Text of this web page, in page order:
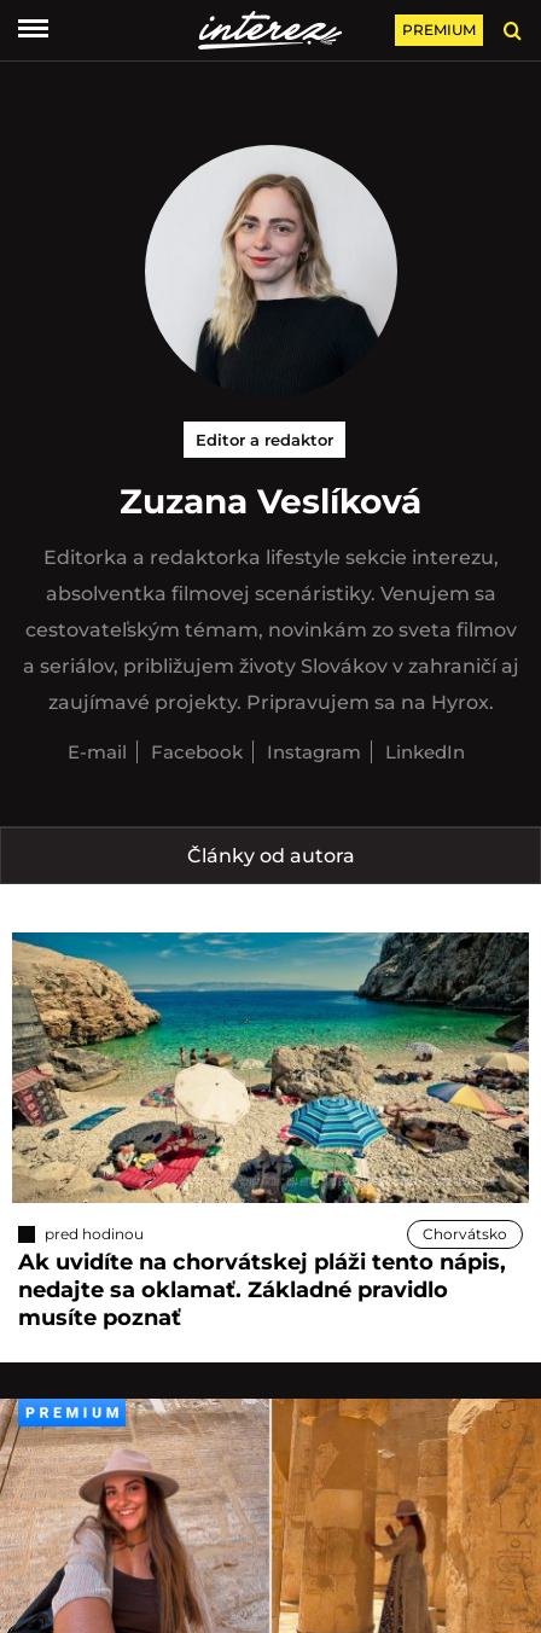
PREMIUM
Editor a redaktor
Zuzana Veslíková
Editorka a redaktorka lifestyle sekcie interezu,
absolventka filmovej scenáristiky. Venujem sa
cestovateľským témam, novinkám zo sveta filmov
a seriálov, približujem životy Slovákov v zahraničí aj
zaujímavé projekty. Pripravujem sa na Hyrox.
E-mail Facebook Instagram LinkedIn
Články od autora
pred hodinou Chorvátsko
Ak uvidíte na chorvátskej pláži tento nápis,
nedajte sa oklamať. Základné pravidlo
musíte poznať